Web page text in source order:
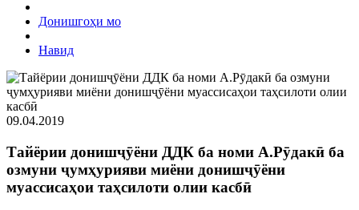
Донишгоҳи мо
Навид
09.04.2019
Тайёрии донишҷӯёни ДДК ба номи А.Рӯдакӣ ба
озмуни ҷумҳурияви миёни донишҷӯёни
муассисаҳои таҳсилоти олии касбӣ